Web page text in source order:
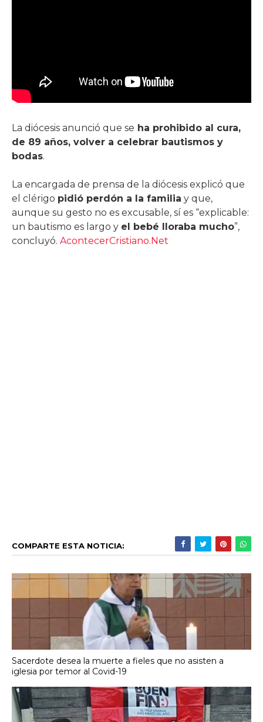
La diócesis anunció que se ha prohibido al cura,
de 89 años, volver a celebrar bautismos y
bodas.
La encargada de prensa de la diócesis explicó que
el clérigo pidió perdón a la familia y que,
aunque su gesto no es excusable, sí es “explicable:
un bautismo es largo y el bebé lloraba mucho”,
concluyó. AcontecerCristiano.Net
COMPARTE ESTA NOTICIA:
Sacerdote desea la muerte a fieles que no asisten a
iglesia por temor al Covid-19